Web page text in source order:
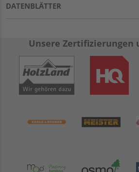
DATENBLÄTTER
Unsere Zertifizierungen